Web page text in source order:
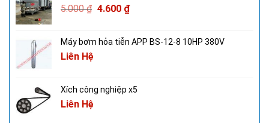
5.000₫ 4.600 ₫
Máy bơm hỏa tiễn APP BS-12-8 10HP 380V
Liên Hệ
Xích công nghiệp x5
Liên Hệ